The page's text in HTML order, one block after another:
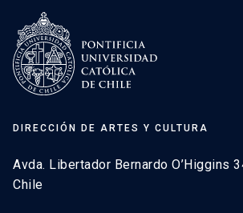
DIRECCIÓN DE ARTES Y CULTURA
Avda. Libertador Bernardo O’Higgins
Chile